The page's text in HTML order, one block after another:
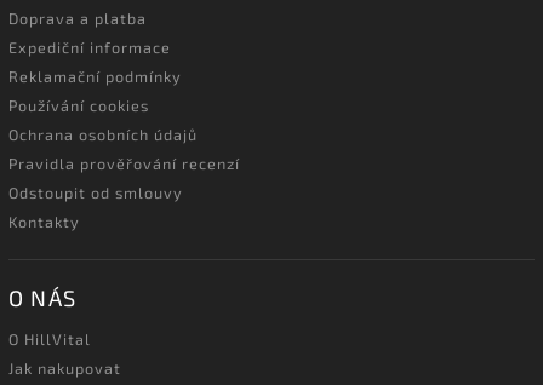
Doprava a platba
Expediční informace
Reklamační podmínky
Používání cookies
Ochrana osobních údajů
Pravidla prověřování recenzí
Odstoupit od smlouvy
Kontakty
O NÁS
O HillVital
Jak nakupovat